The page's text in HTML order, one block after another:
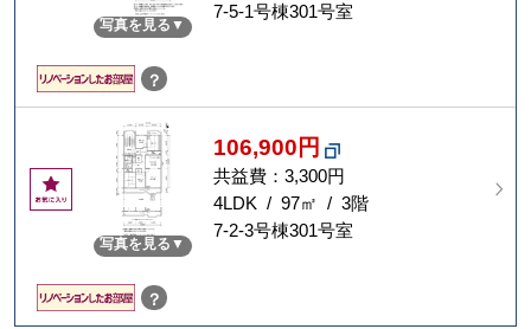
写真を見る
7-5-1号棟301号室
？
お
気
写真を見る
106,900円
共益費：3,300円
4LDK / 97㎡ / 3階
7-2-3号棟301号室
？